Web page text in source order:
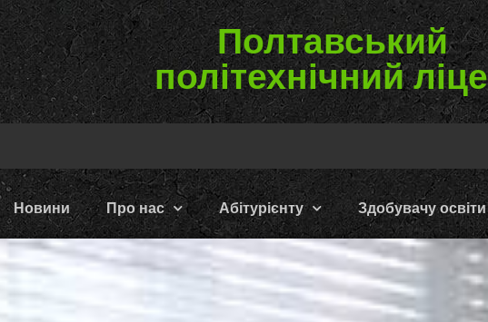
Полтавський
політехнічний
Новини Про нас Абітурієнту Здобувачу освіти